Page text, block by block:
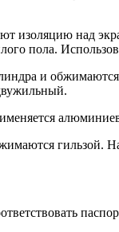
изоляцию над
пола.
и
гильзой.